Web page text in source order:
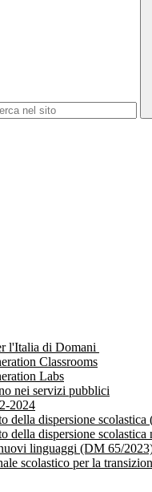
l'Italia di Domani
Classrooms
Labs
nei servizi pubblici
2024
della dispersione
della dispersione
linguaggi (DM 65/
scolastico per la